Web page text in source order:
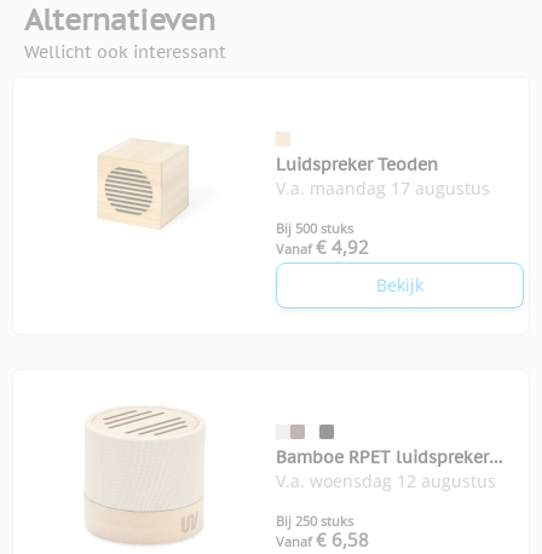
Alternatieven
Wellicht ook interessant
Luidspreker Teoden
V.a. maandag 17 augustus
Bij 500 stuks
Vanaf € 4,92
Bekijk
Bamboe RPET luidspreker
Bool
V.a. woensdag 12 augustus
Bij 250 stuks
Vanaf € 6,58